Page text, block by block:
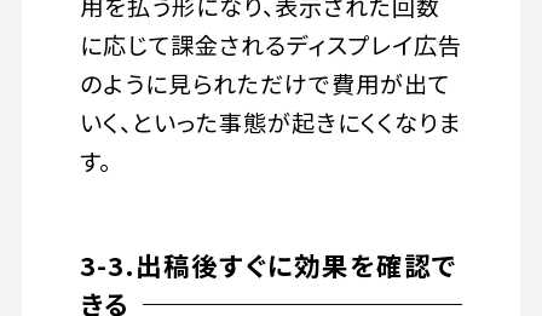
に応じて課金されるディスプレイ広告
のように見られただけで費用が出て
いく、といった事態が起きにくくなりま
す。
3-3.出稿後すぐに効果を確認で
きる